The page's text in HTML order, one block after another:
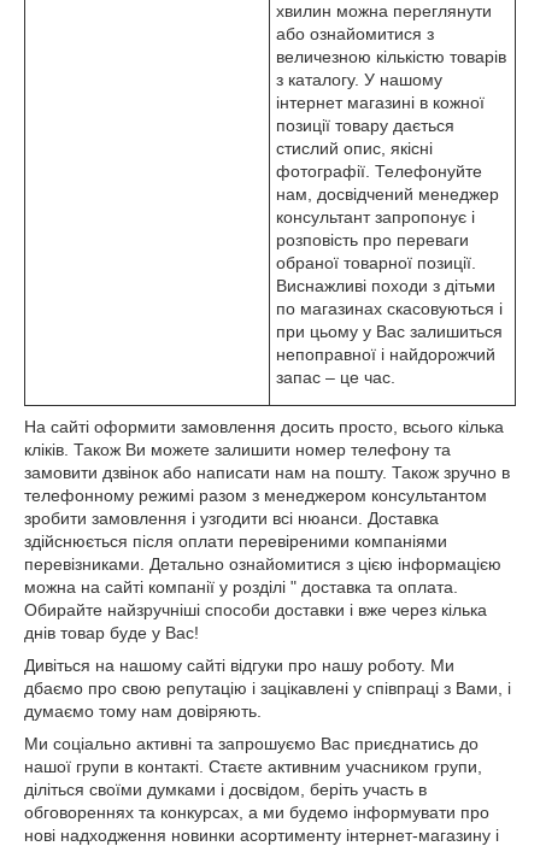
хвилин можна переглянути
або ознайомитися з
величезною кількістю товарів
з каталогу. У нашому
інтернет магазині в кожної
позиції товару дається
стислий опис, якісні
фотографії. Телефонуйте
нам, досвідчений менеджер
консультант запропонує і
розповість про переваги
обраної товарної позиції.
Виснажливі походи з дітьми
по магазинах скасовуються і
при цьому у Вас залишиться
непоправної і найдорожчий
запас – це час.
На сайті оформити замовлення досить просто, всього кілька
кліків. Також Ви можете залишити номер телефону та
замовити дзвінок або написати нам на пошту. Також зручно в
телефонному режимі разом з менеджером консультантом
зробити замовлення і узгодити всі нюанси. Доставка
здійснюється після оплати перевіреними компаніями
перевізниками. Детально ознайомитися з цією інформацією
можна на сайті компанії у розділі " доставка та оплата.
Обирайте найзручніші способи доставки і вже через кілька
днів товар буде у Вас!
Дивіться на нашому сайті відгуки про нашу роботу. Ми
дбаємо про свою репутацію і зацікавлені у співпраці з Вами, і
думаємо тому нам довіряють.
Ми соціально активні та запрошуємо Вас приєднатись до
нашої групи в контакті. Стаєте активним учасником групи,
діліться своїми думками і досвідом, беріть участь в
обговореннях та конкурсах, а ми будемо інформувати про
нові надходження новинки асортименту інтернет-магазину і